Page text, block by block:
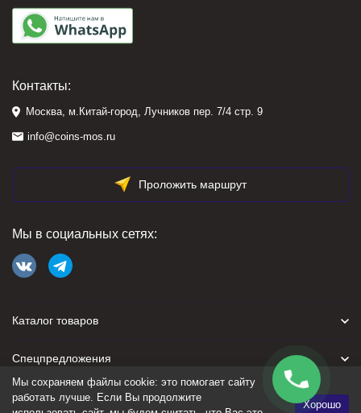
Контакты:
Москва, м.Китай-город, Лучников пер. 7/4 стр. 9
info@coins-mos.ru
Проложить маршрут
Мы в социальных сетях:
Каталог товаров
Спецпредложения
Для покупателя
Мы сохраняем файлы cookie: это помогает сайту
работать лучше. Если Вы продолжите
Хорошо